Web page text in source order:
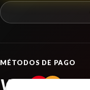
MÉTODOS DE PAGO
VISA